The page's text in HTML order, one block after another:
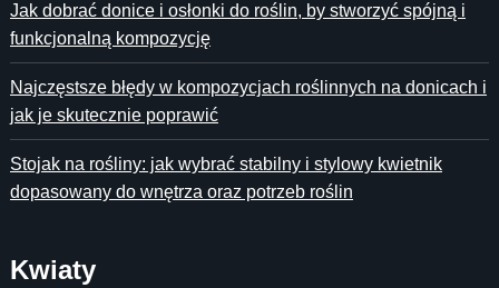
Jak dobrać donice i osłonki do roślin, by stworzyć spójną i
funkcjonalną kompozycję
Najczęstsze błędy w kompozycjach roślinnych na donicach i
jak je skutecznie poprawić
Stojak na rośliny: jak wybrać stabilny i stylowy kwietnik
dopasowany do wnętrza oraz potrzeb roślin
Kwiaty